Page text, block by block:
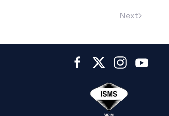
Next